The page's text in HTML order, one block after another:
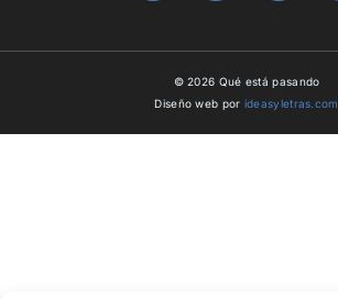
© 2026 Qué está pasando
Diseño web por ideasyletras.com